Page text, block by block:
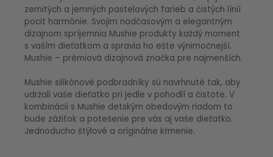
zemitých a jemných pastelových farieb a čistých línií
pocit harmónie. Svojim nadčasovým a elegantným
dizajnom spríjemnia Mushie produkty každý moment
s vaším dieťatkom a spravia ho ešte výnimočnejší.
Mushie – prémiová dizajnová značka pre najmenších.
Mushie silikónové podbradníky sú navrhnuté tak, aby
udržali vaše dieťatko pri jedle v pohodlí a čistote. V
kombinácii s Mushie detským obedovým riadom to
bude zážitok a potešenie pre vás aj vaše dieťatko.
Jednoducho štýlové a originálne kŕmenie.